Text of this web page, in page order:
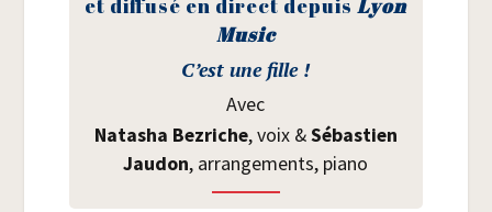
Music
C’est une fille !
Avec
Nata­sha Bez­riche, voix &Sébas­tien
Jau­don, arran­ge­ments, piano